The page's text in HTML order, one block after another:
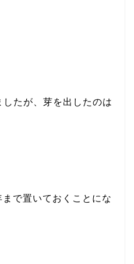
たが、芽を出したのは
で置いておくことにな